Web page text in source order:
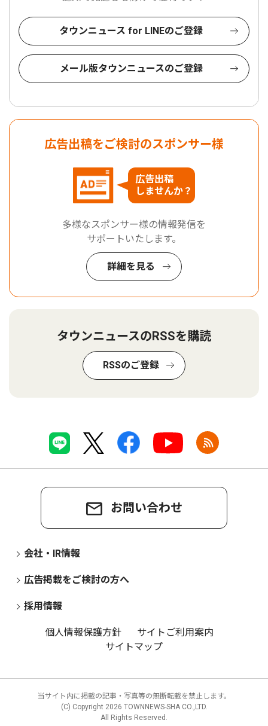
タウンニュース for LINEのご登録
メール版タウンニュースのご登録
広告出稿をご検討のスポンサー様
広告出稿
しませんか？
多様なスポンサー様の情報発信を
サポートいたします。
詳細を見る
タウンニュースのRSSを購読
RSSのご登録
お問い合わせ
会社・IR情報
広告掲載をご検討の方へ
採用情報
個人情報保護方針
サイトご利用案内
サイトマップ
当サイト内に掲載の記事・写真等の無断転載を禁止します。
(C) Copyright 2026 TOWNNEWS-SHA CO.,LTD.
All Rights Reserved.